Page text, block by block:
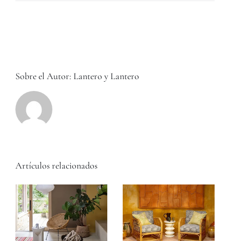
Sobre el Autor: Lantero y Lantero
Artículos relacionados